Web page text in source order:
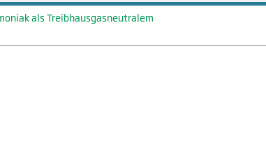
als Treibhausgasneutralem